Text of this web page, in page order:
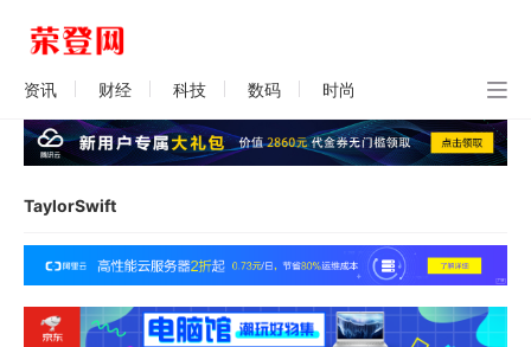
资讯 财经 科技 数码 时尚
TaylorSwift